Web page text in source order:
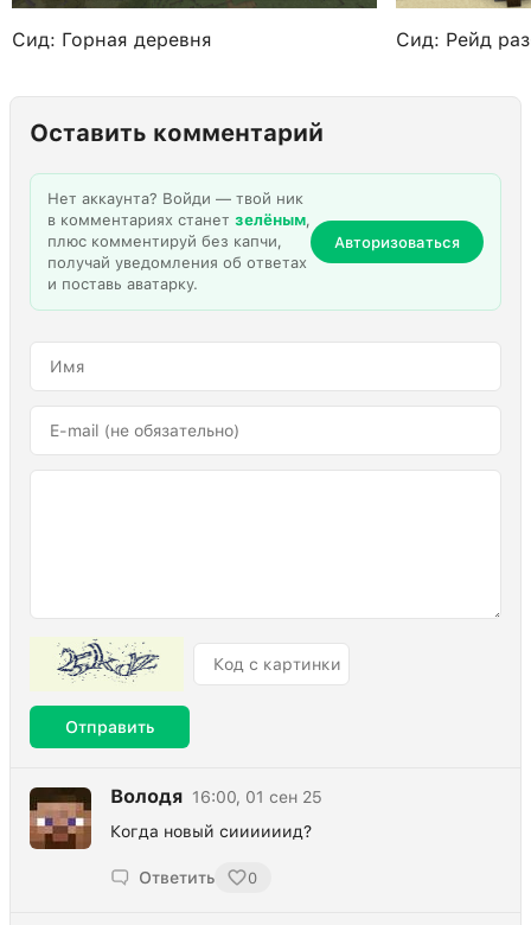
Сид: Горная деревня Сид: Рейд
Оставить комментарий
Нет аккаунта? Войди — твой ник
в комментариях станет зелёным,
плюс комментируй без капчи,
получай уведомления об ответах
и поставь аватарку.
Авторизоваться
Отправить
Володя 16:00, 01 сен 25
Когда новый сиииииид?
Ответить 0